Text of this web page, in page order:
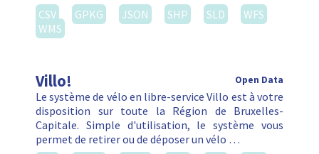
CSV
GPKG JSON SHP SLD
WFS
WMS
Villo! Open Data
Le système de vélo en libre-service Villo est à votre
disposition sur toute la Région de Bruxelles-
Capitale. Simple d'utilisation, le système vous
permet de retirer ou de déposer un vélo …